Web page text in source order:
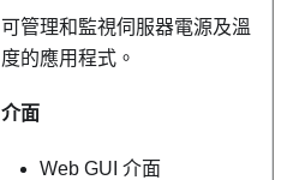
可管理和監視伺服器電源及溫
度的應用程式。
介面
Web GUI 介面